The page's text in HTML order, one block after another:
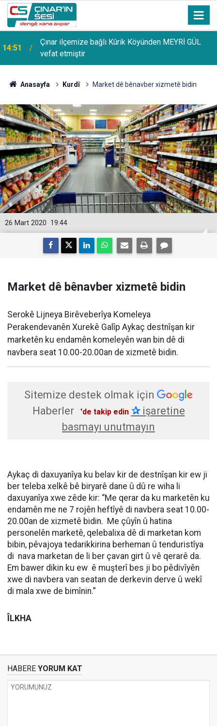
14:51
Çınar ilçemize bağlı Kûrik Köyünden MEYRİ GÜL
vefat etmiştir
Anasayfa Kurdî Market dê bênavber xizmetê bidin
19:44
26 Mart 2020
Market dê bênavber xizmetê bidin
Serokê Lijneya Birêveberîya Komeleya
Perakendevanên Xurekê Galîp Aykaç destnîşan kir
marketên ku endamên komeleyên wan bin dê di
navbera seat 10.00-20.00an de xizmetê bidin.
Sitemize destek olmak için
Haberler
'de takip edin ✰işaretine
basmayı unutmayın
Aykaç di daxuyanîya ku belav kir de destnîşan kir ew ji
ber teleba xelkê bê biryarê dane û dû re wiha li
daxuyanîya xwe zêde kir: “Me qerar da ku marketên ku
endamên me ne 7 rojên heftîyê di navbera seat 10.00-
20.00an de xizmetê bidin. Me çûyîn û hatina
personelên marketê, qelebalixa dê di marketan kom
bibin, pêvajoya tedarikkirina berheman û tenduristîya
di nava marketan de li ber çavan girt û vê qerarê da.
Em bawer dikin ku ew ê muşterî bes ji bo pêdivîyên
xwe di navbera van seatan de derkevin derve û wekî
di mala xwe de bimînin.”
ÎLKHA
HABERE YORUM KAT